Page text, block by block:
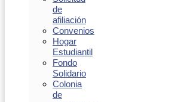
de
afiliación
Convenios
Hogar
Estudiantil
Fondo
Solidario
Colonia
de